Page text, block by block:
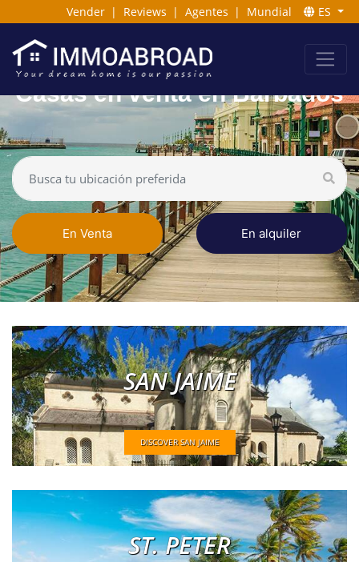
Vender | Reviews | Agentes | Mundial ES
Casas en venta en Barbados
En Venta En alquiler
SAN JAIME
DISCOVER SAN JAIME
ST. PETER